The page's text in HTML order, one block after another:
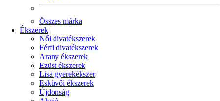
Összes márka
Ékszerek
Női divatékszerek
Férfi divatékszerek
Arany ékszerek
Ezüst ékszerek
Lisa gyerekékszer
Esküvői ékszerek
Újdonság